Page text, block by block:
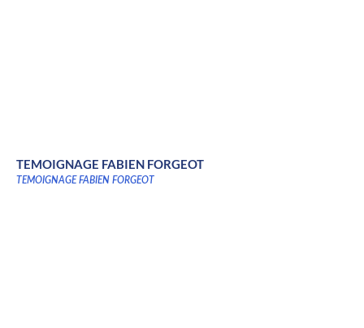
TEMOIGNAGE FABIEN FORGEOT
TEMOIGNAGE FABIEN FORGEOT